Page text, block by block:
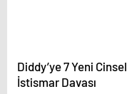
Diddy’ye 7 Yeni Cinsel
İstismar Davası